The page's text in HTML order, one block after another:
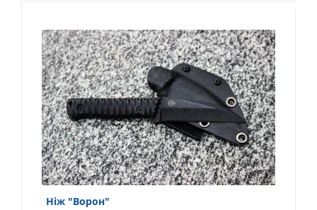
Ніж "Ворон"